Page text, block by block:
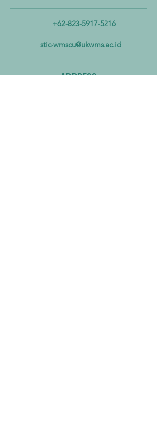
Lintas Kementerian untuk
Mengatasi Pencemaran
hingga Laut
+62-823-5917-5216
stic-wmscu@ukwms.ac.id
ADDRESS